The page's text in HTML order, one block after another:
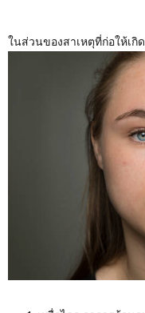
ในส่วนของสาเหตุที่ก่อให้เ